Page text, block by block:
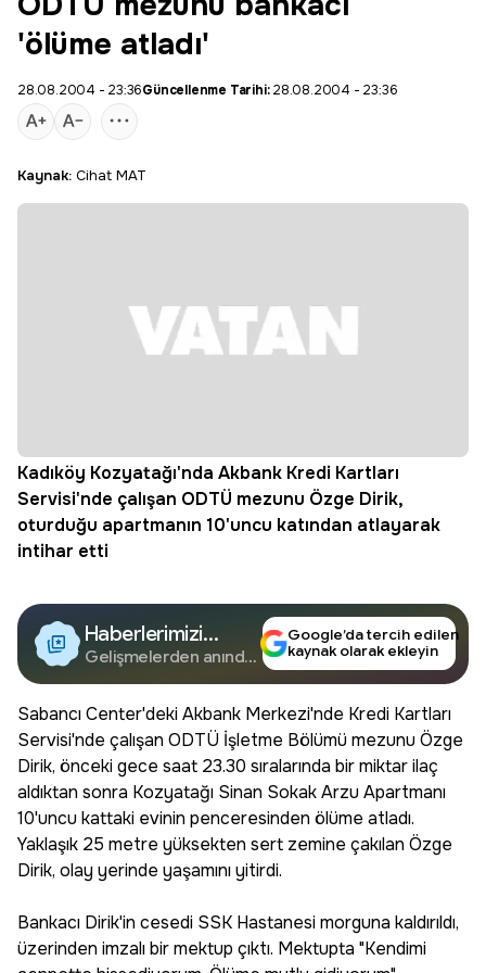
'ölüme atladı'
28.08.2004 - 23:36Güncellenme Tarihi:28.08.2004 - 23:36
Kaynak: Cihat MAT
Kadıköy Kozyatağı'nda Akbank Kredi Kartları
Servisi'nde çalışan ODTÜ mezunu Özge Dirik,
oturduğu apartmanın 10'uncu katından atlayarak
intihar etti
Haberlerimizi
Google'da Takip
Edin
Gelişmelerden anında
Google’da tercih edilen
kaynak olarak ekleyin
Sabancı Center'deki Akbank Merkezi'nde Kredi Kartları
Servisi'nde çalışan ODTÜ İşletme Bölümü mezunu Özge
Dirik, önceki gece saat 23.30 sıralarında bir miktar ilaç
aldıktan sonra Kozyatağı Sinan Sokak Arzu Apartmanı
10'uncu kattaki evinin penceresinden ölüme atladı.
Yaklaşık 25 metre yüksekten sert zemine çakılan Özge
Dirik, olay yerinde yaşamını yitirdi.
Bankacı Dirik'in cesedi SSK Hastanesi morguna kaldırıldı,
üzerinden imzalı bir mektup çıktı. Mektupta "Kendimi